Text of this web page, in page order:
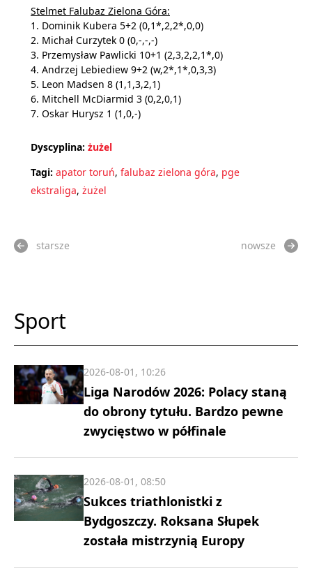
Stelmet Falubaz Zielona Góra:
1. Dominik Kubera 5+2 (0,1*,2,2*,0,0)
2. Michał Curzytek 0 (0,-,-,-)
3. Przemysław Pawlicki 10+1 (2,3,2,2,1*,0)
4. Andrzej Lebiediew 9+2 (w,2*,1*,0,3,3)
5. Leon Madsen 8 (1,1,3,2,1)
6. Mitchell McDiarmid 3 (0,2,0,1)
7. Oskar Hurysz 1 (1,0,-)
Dyscyplina: żużel
Tagi: apator toruń, falubaz zielona góra, pge
ekstraliga, żużel
starsze nowsze
Sport
Liga Narodów 2026: Polacy staną
do obrony tytułu. Bardzo pewne
zwycięstwo w półfinale
2026-08-01, 10:26
Sukces triathlonistki z
Bydgoszczy. Roksana Słupek
została mistrzynią Europy
2026-08-01, 08:50